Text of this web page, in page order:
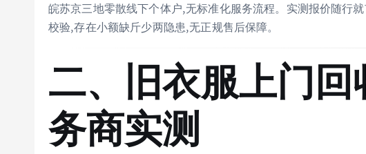
皖苏京三地零散线下个体户,无标准化服务流程。实测报价随行
校验,存在小额缺斤少两隐患,无正规售后保障。
二、旧衣服上门
务商实测